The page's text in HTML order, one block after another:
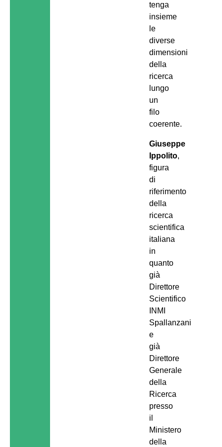
tenga
insieme
le
diverse
dimensioni
della
ricerca
lungo
un
filo
coerente.
Giuseppe
Ippolito,
figura
di
riferimento
della
ricerca
scientifica
italiana
in
quanto
già
Direttore
Scientifico
INMI
Spallanzani
e
già
Direttore
Generale
della
Ricerca
presso
il
Ministero
della